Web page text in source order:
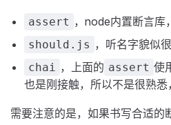
assert ，node内置断言库
should.js ，听名字貌似
chai ，上面的 assert 使
也是刚接触，所以不是很熟悉
需要注意的是，如果书写合适的